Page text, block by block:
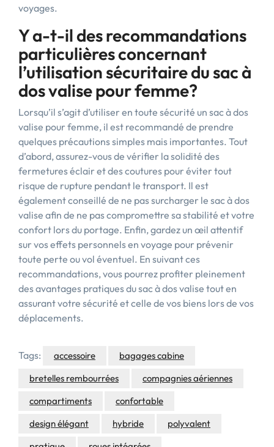
voyages.
Y a-t-il des recommandations
particulières concernant
l’utilisation sécuritaire du sac à
dos valise pour femme?
Lorsqu’il s’agit d’utiliser en toute sécurité un sac à dos
valise pour femme, il est recommandé de prendre
quelques précautions simples mais importantes. Tout
d’abord, assurez-vous de vérifier la solidité des
fermetures éclair et des coutures pour éviter tout
risque de rupture pendant le transport. Il est
également conseillé de ne pas surcharger le sac à dos
valise afin de ne pas compromettre sa stabilité et votre
confort lors du portage. Enfin, gardez un œil attentif
sur vos effets personnels en voyage pour prévenir
toute perte ou vol éventuel. En suivant ces
recommandations, vous pourrez profiter pleinement
des avantages pratiques du sac à dos valise tout en
assurant votre sécurité et celle de vos biens lors de vos
déplacements.
Tags: accessoire
bagages cabine
bretelles rembourrées
compagnies aériennes
compartiments
confortable
design élégant
hybride
polyvalent